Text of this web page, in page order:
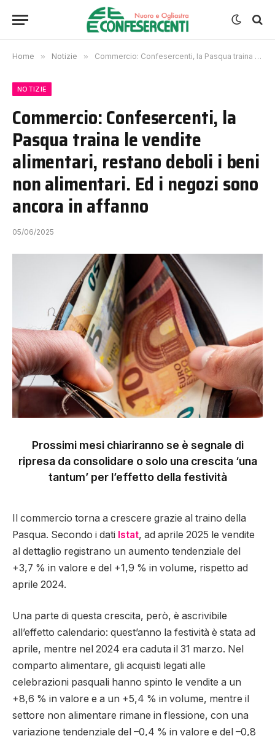
Home » Notizie » Commercio: Confesercenti, la Pasqua traina le vendite alimentari, restano deboli i beni non alimentari. Ed i negozi sono ancora in affanno
NOTIZIE
Commercio: Confesercenti, la
Pasqua traina le vendite
alimentari, restano deboli i beni
non alimentari. Ed i negozi sono
ancora in affanno
05/06/2025
Prossimi mesi chiariranno se è segnale di
ripresa da consolidare o solo una crescita ‘una
tantum’ per l’effetto della festività
Il commercio torna a crescere grazie al traino della
Pasqua. Secondo i dati Istat, ad aprile 2025 le vendite
al dettaglio registrano un aumento tendenziale del
+3,7 % in valore e del +1,9 % in volume, rispetto ad
aprile 2024.
Una parte di questa crescita, però, è ascrivibile
all’effetto calendario: quest’anno la festività è stata ad
aprile, mentre nel 2024 era caduta il 31 marzo. Nel
comparto alimentare, gli acquisti legati alle
celebrazioni pasquali hanno spinto le vendite a un
+8,6 % in valore e a un +5,4 % in volume, mentre il
settore non alimentare rimane in flessione, con una
variazione tendenziale del –0,4 % in valore e del –0,8